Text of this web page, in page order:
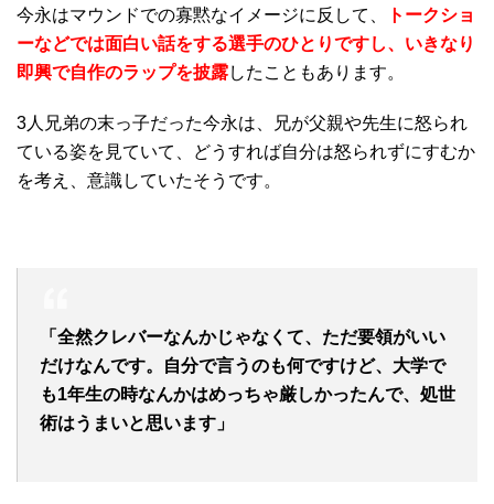
今永はマウンドでの寡黙なイメージに反して、
トークショ
ーなどでは面白い話をする選手のひとりですし、いきなり
即興で自作のラップを披露したこともあります。
3人兄弟の末っ子だった今永は、兄が父親や先生に怒られ
ている姿を見ていて、どうすれば自分は怒られずにすむか
を考え、意識していたそうです。
「全然クレバーなんかじゃなくて、ただ要領がいい
だけなんです。自分で言うのも何ですけど、大学で
も1年生の時なんかはめっちゃ厳しかったんで、処世
術はうまいと思います」